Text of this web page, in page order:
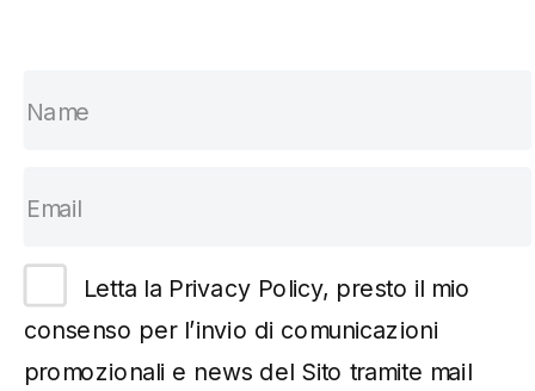
Letta la Privacy Policy, presto il mio
consenso per l’invio di comunicazioni
promozionali e news del Sito tramite mail